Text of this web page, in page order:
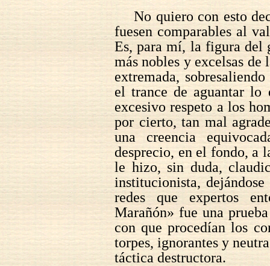
No quiero con esto
fuesen comparables al
Es, para mí, la figura del
más nobles y excelsas
extremada,
el trance de aguantar lo
excesivo respeto a los
por cierto, tan mal
una creencia
desprecio, en el fondo, a
le hizo, sin duda,
institucionista,
redes que expertos
Marañón» fue una
con que procedían los
torpes, ignorantes y
táctica destructora.